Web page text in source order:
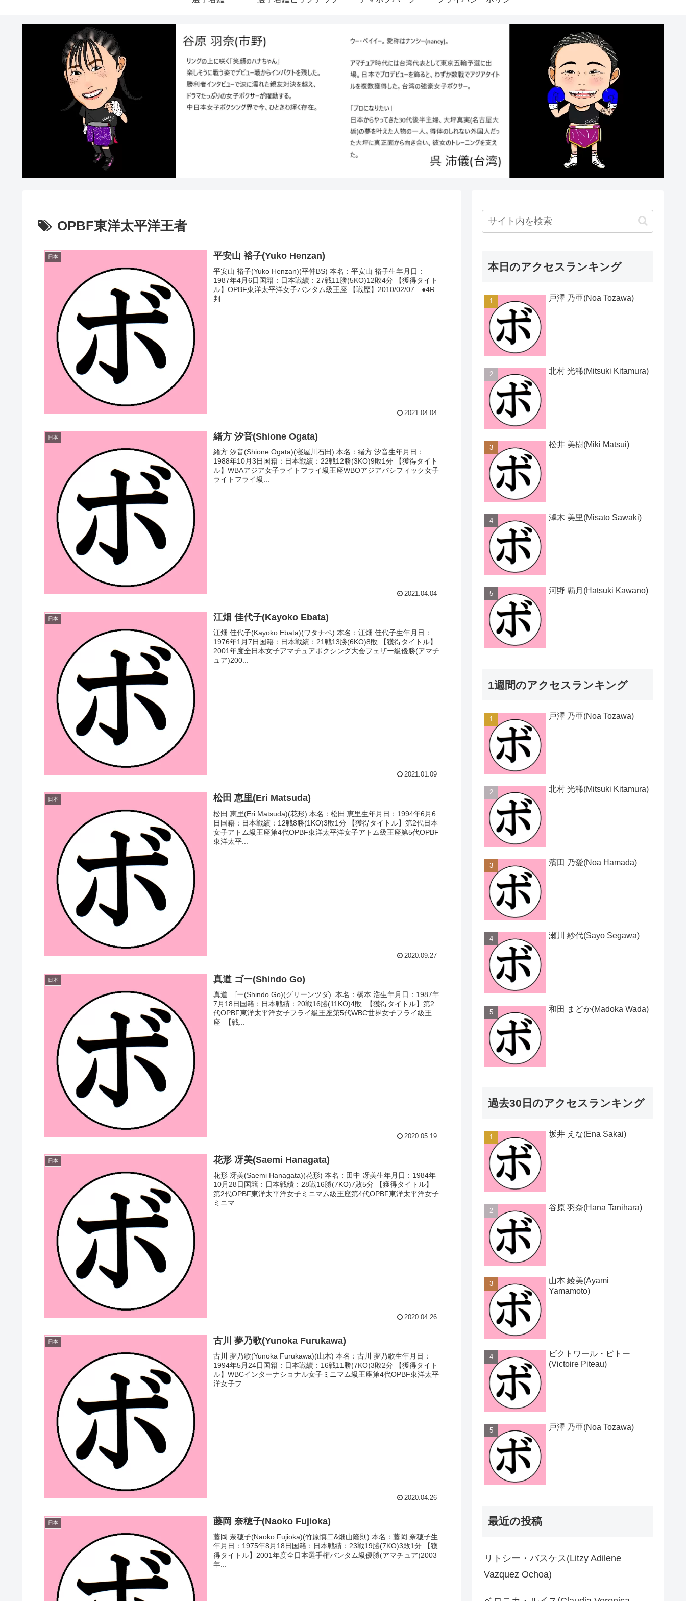
OPBF東洋太平洋王者
日本 平安山 裕子(Yuko Henzan)
平安山 裕子(Yuko Henzan)(平仲BS) 本名：平安山 裕子生年月日：
1987年4月6日国籍：日本戦績：27戦11勝(5KO)12敗4分 【獲得タイト
ル】OPBF東洋太平洋女子バンタム級王座 【戦歴】2010/02/07 ●4R
判...
2021.04.04
日本 緒方 汐音(Shione Ogata)
緒方 汐音(Shione Ogata)(寝屋川石田) 本名：緒方 汐音生年月日：
1988年10月3日国籍：日本戦績：22戦12勝(3KO)9敗1分 【獲得タイト
ル】WBAアジア女子ライトフライ級王座WBOアジアパシフィック女子
ライトフライ級...
2021.04.04
日本 江畑 佳代子(Kayoko Ebata)
江畑 佳代子(Kayoko Ebata)(ワタナベ) 本名：江畑 佳代子生年月日：
1976年1月7日国籍：日本戦績：21戦13勝(6KO)8敗 【獲得タイトル】
2001年度全日本女子アマチュアボクシング大会フェザー級優勝(アマチ
ュア)200...
2021.01.09
日本 松田 恵里(Eri Matsuda)
松田 恵里(Eri Matsuda)(花形) 本名：松田 恵里生年月日：1994年6月6
日国籍：日本戦績：12戦8勝(1KO)3敗1分 【獲得タイトル】第2代日本
女子アトム級王座第4代OPBF東洋太平洋女子アトム級王座第5代OPBF
東洋太平...
2020.09.27
日本 真道 ゴー(Shindo Go)
真道 ゴー(Shindo Go)(グリーンツダ) 本名：橋本 浩生年月日：1987年
7月18日国籍：日本戦績：20戦16勝(11KO)4敗 【獲得タイトル】第2
代OPBF東洋太平洋女子フライ級王座第5代WBC世界女子フライ級王
座 【戦...
2020.05.19
日本 花形 冴美(Saemi Hanagata)
花形 冴美(Saemi Hanagata)(花形) 本名：田中 冴美生年月日：1984年
10月28日国籍：日本戦績：28戦16勝(7KO)7敗5分 【獲得タイトル】
第2代OPBF東洋太平洋女子ミニマム級王座第4代OPBF東洋太平洋女子
ミニマ...
2020.04.26
日本 古川 夢乃歌(Yunoka Furukawa)
古川 夢乃歌(Yunoka Furukawa)(山木) 本名：古川 夢乃歌生年月日：
1994年5月24日国籍：日本戦績：16戦11勝(7KO)3敗2分 【獲得タイト
ル】WBCインターナショナル女子ミニマム級王座第4代OPBF東洋太平
洋女子フ...
2020.04.26
日本 藤岡 奈穂子(Naoko Fujioka)
藤岡 奈穂子(Naoko Fujioka)(竹原慎二&畑山隆則) 本名：藤岡 奈穂子生
年月日：1975年8月18日国籍：日本戦績：23戦19勝(7KO)3敗1分 【獲
得タイトル】2001年度全日本選手権バンタム級優勝(アマチュア)2003
年...
本日のアクセスランキング
戸澤 乃亜(Noa Tozawa)
北村 光稀(Mitsuki Kitamura)
松井 美樹(Miki Matsui)
澤木 美里(Misato Sawaki)
河野 覇月(Hatsuki Kawano)
1週間のアクセスランキング
戸澤 乃亜(Noa Tozawa)
北村 光稀(Mitsuki Kitamura)
濱田 乃愛(Noa Hamada)
瀬川 紗代(Sayo Segawa)
和田 まどか(Madoka Wada)
過去30日のアクセスランキング
坂井 えな(Ena Sakai)
谷原 羽奈(Hana Tanihara)
山本 綾美(Ayami
Yamamoto)
ビクトワール・ピトー
(Victoire Piteau)
戸澤 乃亜(Noa Tozawa)
最近の投稿
リトシー・バスケス(Litzy Adilene
Vazquez Ochoa)